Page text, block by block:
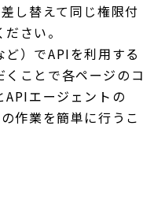
し替えて同じ権限付
さい。
）でAPIを利用する
ことで各ページのコ
APIエージェントの
作業を簡単に行うこ